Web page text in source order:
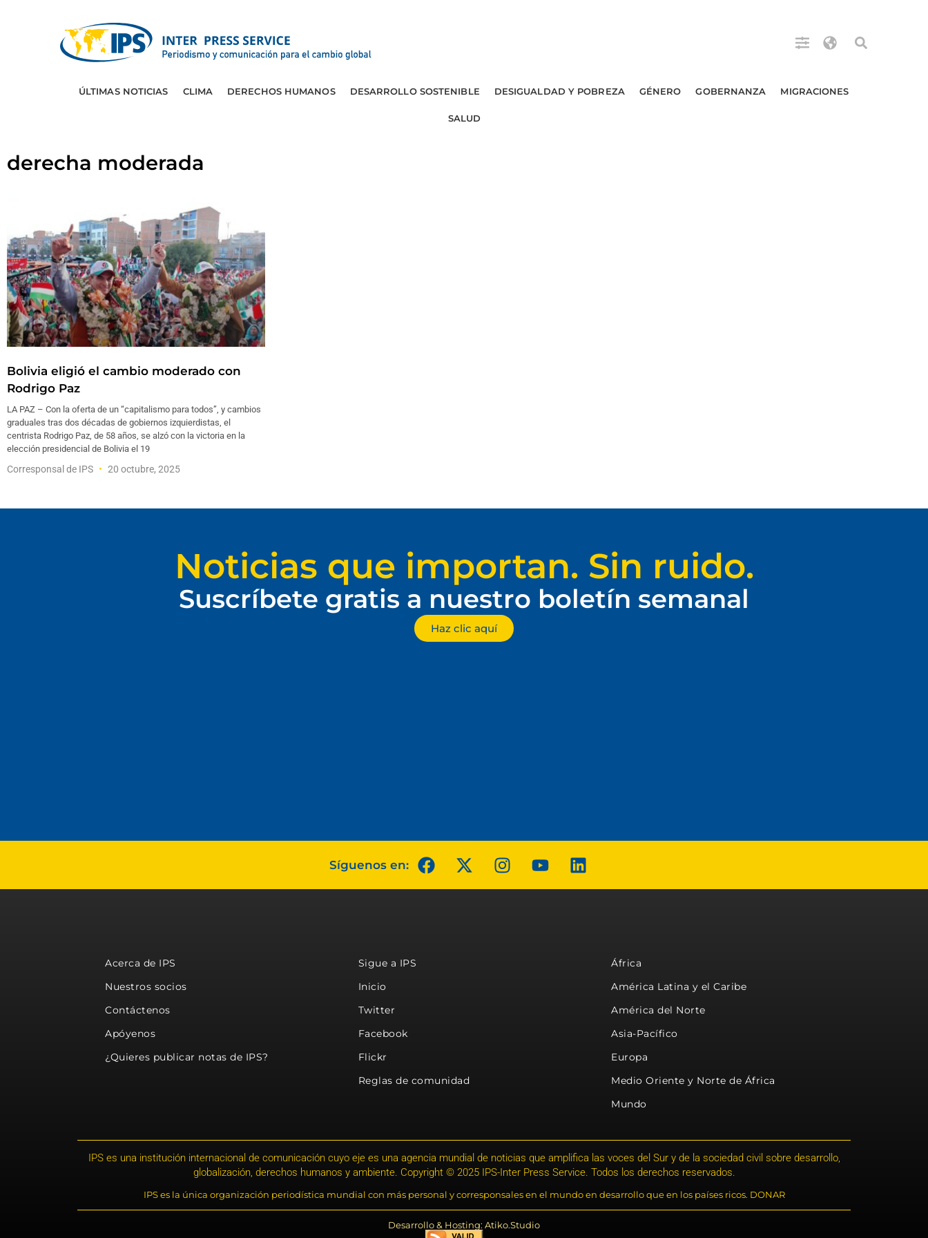
ÚLTIMAS NOTICIAS CLIMA DERECHOS HUMANOS DESARROLLO SOSTENIBLE DESIGUALDAD Y POBREZA GÉNERO GOBERNANZA MIGRACIONES
SALUD
derecha moderada
Bolivia eligió el cambio moderado con
Rodrigo Paz
LA PAZ – Con la oferta de un “capitalismo para todos”, y cambios
graduales tras dos décadas de gobiernos izquierdistas, el
centrista Rodrigo Paz, de 58 años, se alzó con la victoria en la
elección presidencial de Bolivia el 19
Corresponsal de IPS 20 octubre, 2025
Noticias que importan. Sin ruido.
Suscríbete gratis a nuestro boletín semanal
Haz clic aquí
Síguenos en:
Acerca de IPS
Nuestros socios
Contáctenos
Apóyenos
¿Quieres publicar notas de IPS?
Sigue a IPS
Inicio
Twitter
Facebook
Flickr
Reglas de comunidad
África
América Latina y el Caribe
América del Norte
Asia-Pacífico
Europa
Medio Oriente y Norte de África
Mundo
IPS es una institución internacional de comunicación cuyo eje es una agencia mundial de noticias que amplifica las voces del Sur y de la sociedad civil sobre desarrollo,
globalización, derechos humanos y ambiente. Copyright © 2025 IPS-Inter Press Service. Todos los derechos reservados.
IPS es la única organización periodística mundial con más personal y corresponsales en el mundo en desarrollo que en los países ricos. DONAR
Desarrollo & Hosting: Atiko.Studio